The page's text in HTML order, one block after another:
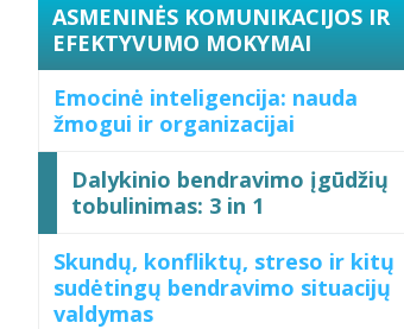
ASMENINĖS KOMUNIKACIJOS IR
EFEKTYVUMO MOKYMAI
Emocinė inteligencija: nauda
žmogui ir organizacijai
Dalykinio bendravimo įgūdžių
tobulinimas: 3 in 1
Skundų, konfliktų, streso ir kitų
sudėtingų bendravimo situacijų
valdymas